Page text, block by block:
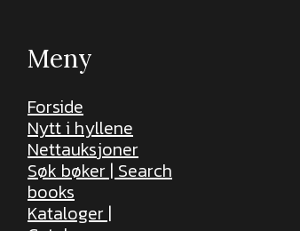
Meny
Forside
Nytt i hyllene
Nettauksjoner
Søk bøker | Search
books
Kataloger |